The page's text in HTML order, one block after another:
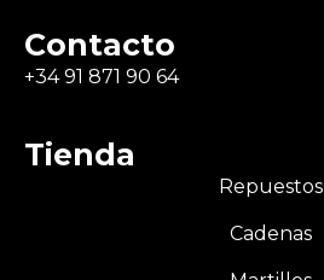
Contacto
+34 91 871 90 64
Tienda
Repuestos
Cadenas